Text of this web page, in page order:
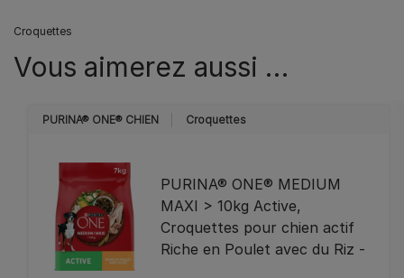
Croquettes
Vous aimerez aussi …
PURINA® ONE® CHIEN Croquettes
PURINA® ONE® MEDIUM
MAXI > 10kg Active,
Croquettes pour chien actif
Riche en Poulet avec du Riz -